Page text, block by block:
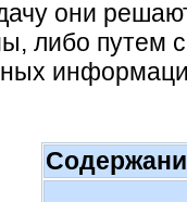
они
либо путем